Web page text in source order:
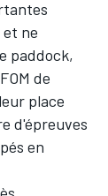
ne
paddock,
de
place
d'épreuves
en